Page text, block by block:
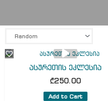
ასურეთის ეკლესია
₾250.00
Add to Cart